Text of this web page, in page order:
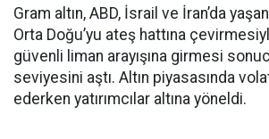
Gram altın, ABD, İsrail ve İran’da
Orta Doğu’yu ateş hattına
güvenli liman arayışına girmesi
seviyesini aştı. Altın piyasasında
ederken yatırımcılar altına yöneldi.